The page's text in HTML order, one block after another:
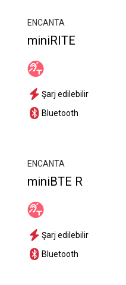
ENCANTA
miniRITE
Şarj edilebilir
Bluetooth
ENCANTA
miniBTE R
Şarj edilebilir
Bluetooth